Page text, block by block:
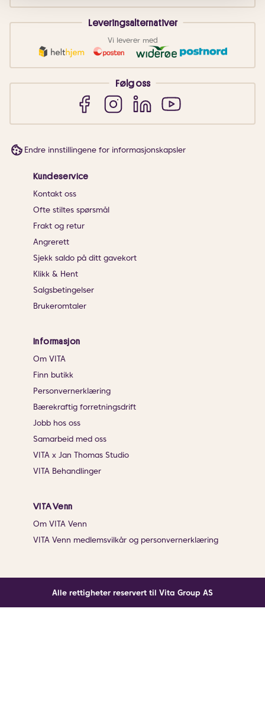
Leveringsalternativer
Vi leverer med
Følg oss
Endre innstillingene for informasjonskapsler
Kundeservice
Kontakt oss
Ofte stiltes spørsmål
Frakt og retur
Angrerett
Sjekk saldo på ditt gavekort
Klikk & Hent
Salgsbetingelser
Brukeromtaler
Informasjon
Om VITA
Finn butikk
Personvernerklæring
Bærekraftig forretningsdrift
Jobb hos oss
Samarbeid med oss
VITA x Jan Thomas Studio
VITA Behandlinger
VITA Venn
Om VITA Venn
VITA Venn medlemsvilkår og personvernerklæring
Alle rettigheter reservert til Vita Group AS